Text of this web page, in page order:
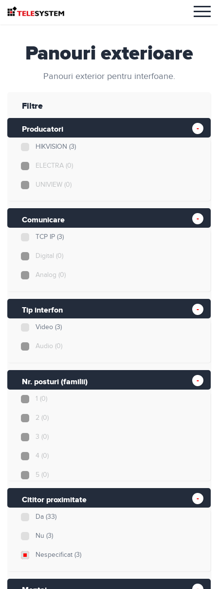
Panouri exterioare
Panouri exterior pentru interfoane.
Filtre
Producatori
HIKVISION (3)
ELECTRA (0)
UNIVIEW (0)
Comunicare
TCP IP (3)
Digital (0)
Analog (0)
Tip interfon
Video (3)
Audio (0)
Nr. posturi (familii)
1 (0)
2 (0)
3 (0)
4 (0)
5 (0)
12 (0)
40 (0)
255
Cititor proximitate
Da (33)
Nu (3)
Nespecificat (3)